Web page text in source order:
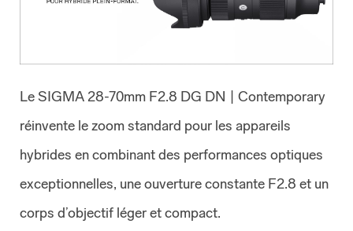
Le SIGMA 28-70mm F2.8 DG DN | Contemporary
réinvente le zoom standard pour les appareils
hybrides en combinant des performances optiques
exceptionnelles, une ouverture constante F2.8 et un
corps d’objectif léger et compact.